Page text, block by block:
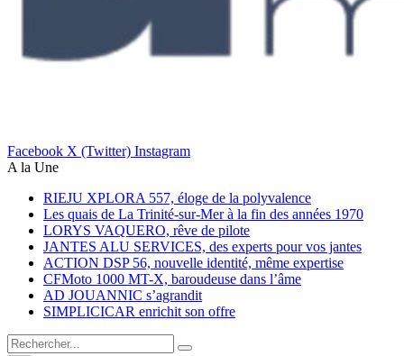
Facebook X (Twitter) Instagram
A la Une
RIEJU XPLORA 557, éloge de la polyvalence
Les quais de La Trinité-sur-Mer à la fin des années 1970
LORYS VAQUERO, rêve de pilote
JANTES ALU SERVICES, des experts pour vos jantes
ACTION DSP 56, nouvelle identité, même expertise
CFMoto 1000 MT-X, baroudeuse dans l’âme
AD JOUANNIC s’agrandit
SIMPLICICAR enrichit son offre